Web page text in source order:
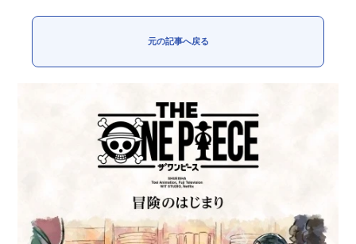
元の記事へ戻る